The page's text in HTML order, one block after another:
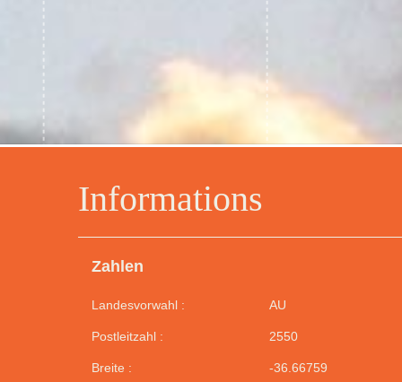
Informations
Zahlen
Landesvorwahl : AU
Postleitzahl : 2550
Breite : -36.66759